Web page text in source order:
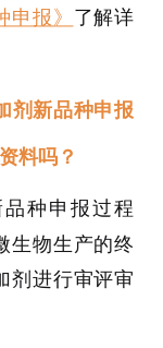
报》 了解详
剂新品种申报
料吗？
种申报过程
生物生产的终
剂进行审评审